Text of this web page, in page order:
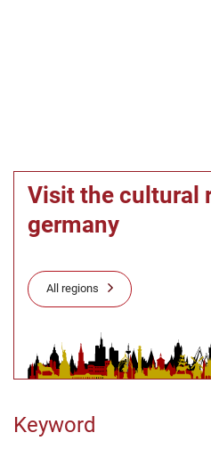
Visit the cultural
germany
All regions
Keyword